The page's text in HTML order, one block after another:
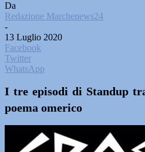
Da
Redazione Marchenews24
-
13 Luglio 2020
Facebook
Twitter
WhatsApp
I tre episodi di Standup
poema omerico